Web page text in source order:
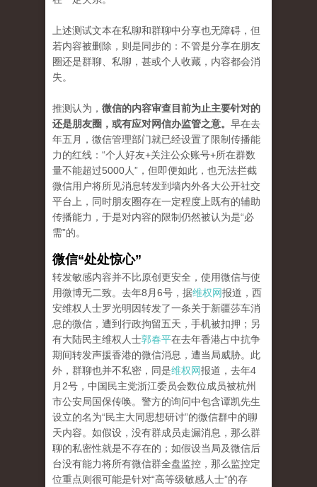
上述测试文本在私聊和群聊中分享也无障碍，但
若内容被删除，则是同步的：不管是分享在朋友
圈还是群聊、私聊，甚或个人收藏，内容都会消
失。
推测认为， 微信的内容审查目前为止主要针对的
还是朋友圈，或有应对网信办监管之意。 早在去
年五月，微信管理部门就已经设置了限制传播能
力的红线：“个人好友+关注公众账号+所在群数
量不能超过5000人”，但即便如此，也无法拦截
微信用户将所见消息转发到墙内外各大公开社交
平台上，同时朋友圈存在一定程度上既有的辅助
传播能力，于是对内容的限制仍然被认为是“必
需”的。
微信“处处惊心”
转发敏感内容并不比原创更安全，使用微信与使
用微博无二致。去年8月6号，据维权网报道，西
安维权人士罗光明因转发了一条关于新疆莎车消
息的微信，遭到行政拘留五天，手机被扣押；另
有大陆民主维权人士郭春平在去年香港占中抗争
期间转发声援香港的微信消息，遭当局威胁。此
外，群聊也并不私密，同是维权网报道，去年4
月2号，中国民主党浙江委员会数位成员被杭州
市公安局国保传唤。警方的询问中包含谭凯先生
设立的名为“民主大同思想研讨”的微信群中的聊
天内容。如假设，没有群成员走漏消息，那么群
聊的私密性就是不存在的；如假设当局及微信后
台没有能力将所有微信群全盘监控，那么监控定
位重点则很可能是针对“高等级敏感人士”的存